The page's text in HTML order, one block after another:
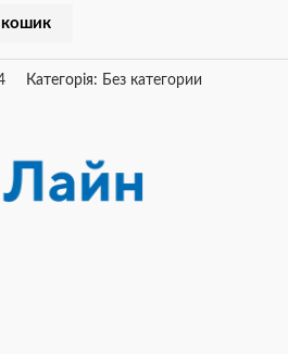
Категорія: Без категории